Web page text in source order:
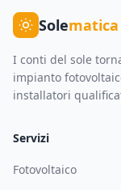
Solematica
I conti del sole
impianto
installatori
Servizi
Fotovoltaico